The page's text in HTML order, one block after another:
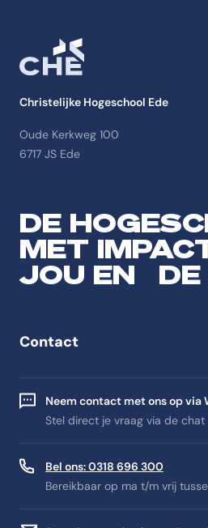
Christelijke Hogeschool Ede
Oude Kerkweg 100
6717 JS Ede
DE
MET
JOU EN DE
Contact
Neem contact met ons op via
Stel direct je vraag via de chat
Bel ons: 0318 696 300
Bereikbaar op ma t/m vrij